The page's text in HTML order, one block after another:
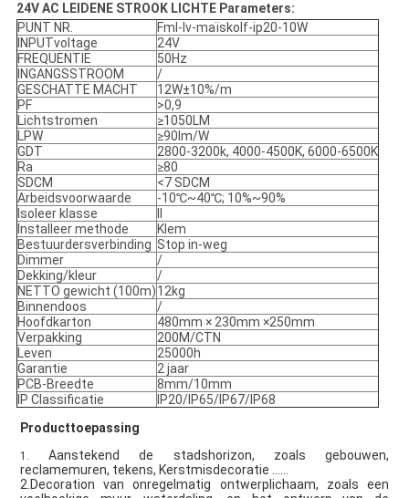
24V AC LEIDENE STROOK LICHTE Parameters:
PUNT NR.
Fml-lv-maïskolf-ip20-10W
INPUTvoltage
24V
FREQUENTIE
50Hz
INGANGSSTROOM
/
GESCHATTE MACHT
12W±10%/m
PF
>0,9
Lichtstromen
≥1050LM
LPW
≥90lm/W
GDT
2800-3200k, 4000-4500K, 6000-6500K
Ra
≥80
SDCM
<7 SDCM
Arbeidsvoorwaarde
-10℃~40℃; 10%~90%
Isoleer klasse
Installeer methode
Klem
Bestuurdersverbinding Stop in-weg
Dimmer
/
Dekking/kleur
/
NETTO gewicht (100m)12kg
Binnendoos
/
Hoofdkarton
480mm × 230mm ×250mm
Verpakking
200M/CTN
Leven
25000h
Garantie
2 jaar
PCB-Breedte
8mm/10mm
IP Classificatie
IP20/IP65/IP67/IP68
Producttoepassing
1.Aanstekend de stadshorizon, zoals gebouwen,
reclamemuren, tekens, Kerstmisdecoratie ......
2.Decoration van onregelmatig ontwerplichaam, zoals een